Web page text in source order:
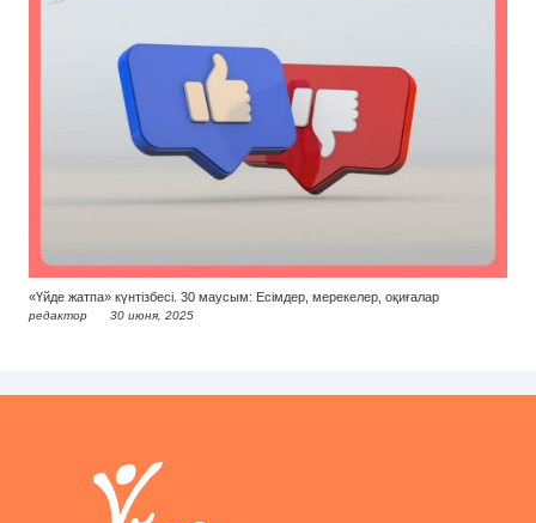
«Үйде жатпа» күнтізбесі. 30 маусым: Есімдер, мерекелер, оқиғалар
редактор 30 июня, 2025